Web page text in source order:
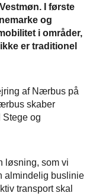
I første
og
i områder,
er traditionel
af Nærbus på
skaber
Stege og
løsning, som vi
almindelig buslinie
transport skal